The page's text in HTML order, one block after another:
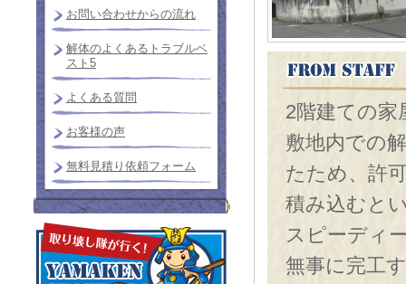
2階建ての家
敷地内での
たため、許
積み込むと
スピーディ
無事に完工
お問い合わせからの流れ
解体のよくあるトラブルベ
スト5
よくある質問
お客様の声
無料見積り依頼フォーム